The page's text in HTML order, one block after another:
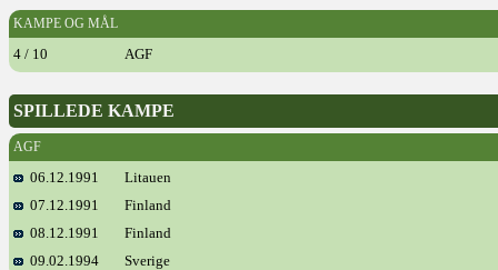
KAMPE OG MÅL
4 / 10 AGF
SPILLEDE KAMPE
AGF
06.12.1991
Litauen
07.12.1991
Finland
08.12.1991
Finland
09.02.1994
Sverige